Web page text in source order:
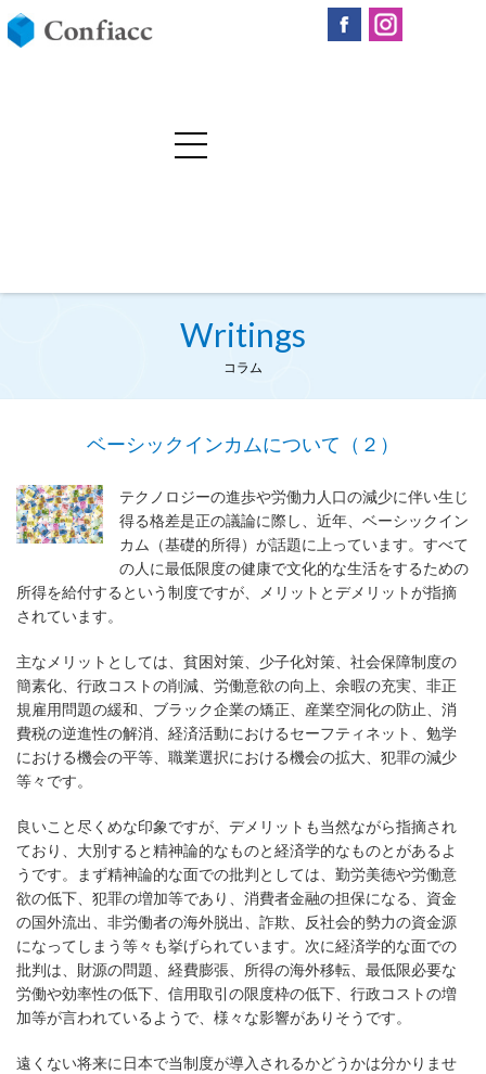
Writings
コラム
ベーシックインカムについて（２）
テクノロジーの進歩や労働力人口の減少に伴い生じ
得る格差是正の議論に際し、近年、ベーシックイン
カム（基礎的所得）が話題に上っています。すべて
の人に最低限度の健康で文化的な生活をするための
所得を給付するという制度ですが、メリットとデメリットが指摘
されています。
主なメリットとしては、貧困対策、少子化対策、社会保障制度の
簡素化、行政コストの削減、労働意欲の向上、余暇の充実、非正
規雇用問題の緩和、ブラック企業の矯正、産業空洞化の防止、消
費税の逆進性の解消、経済活動におけるセーフティネット、勉学
における機会の平等、職業選択における機会の拡大、犯罪の減少
等々です。
良いこと尽くめな印象ですが、デメリットも当然ながら指摘され
ており、大別すると精神論的なものと経済学的なものとがあるよ
うです。まず精神論的な面での批判としては、勤労美徳や労働意
欲の低下、犯罪の増加等であり、消費者金融の担保になる、資金
の国外流出、非労働者の海外脱出、詐欺、反社会的勢力の資金源
になってしまう等々も挙げられています。次に経済学的な面での
批判は、財源の問題、経費膨張、所得の海外移転、最低限必要な
労働や効率性の低下、信用取引の限度枠の低下、行政コストの増
加等が言われているようで、様々な影響がありそうです。
遠くない将来に日本で当制度が導入されるかどうかは分かりませ